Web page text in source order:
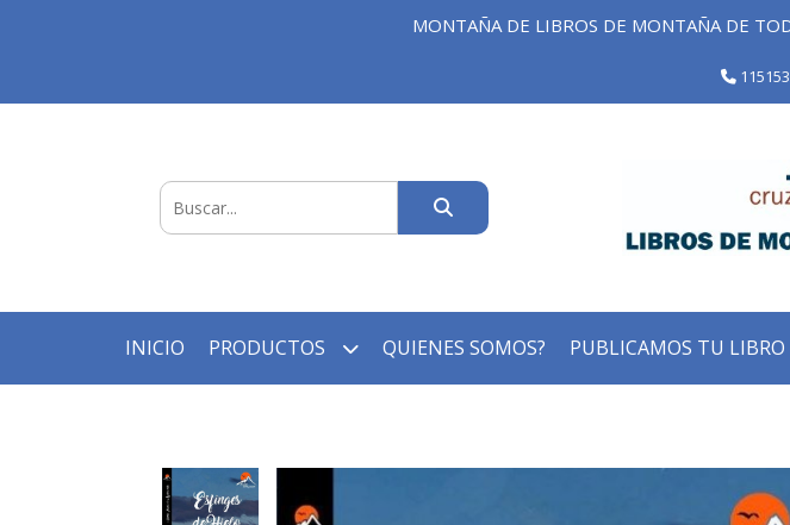
MONTAÑA DE LIBROS DE MONTAÑA DE
INICIO PRODUCTOS QUIENES SOMOS? PUBLICAMOS TU LIBRO